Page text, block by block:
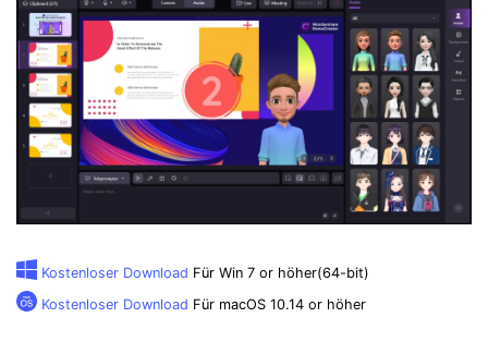
Kostenloser Download Für Win 7 or höher(64-bit)
Kostenloser Download Für macOS 10.14 or höher